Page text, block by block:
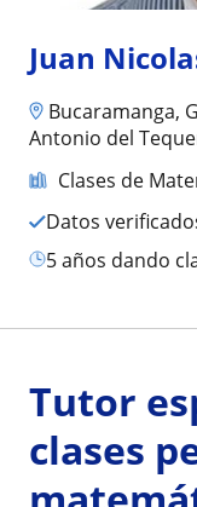
Juan
Bucaramanga,
Antonio del
Clases de
Datos
5 años dando
Tutor
clases